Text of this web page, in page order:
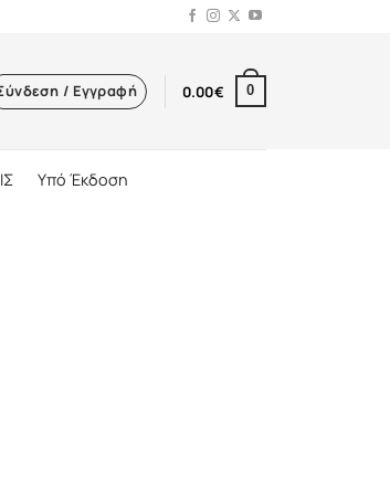
/ Εγγραφή 0.00€ 0
Υπό Έκδοση